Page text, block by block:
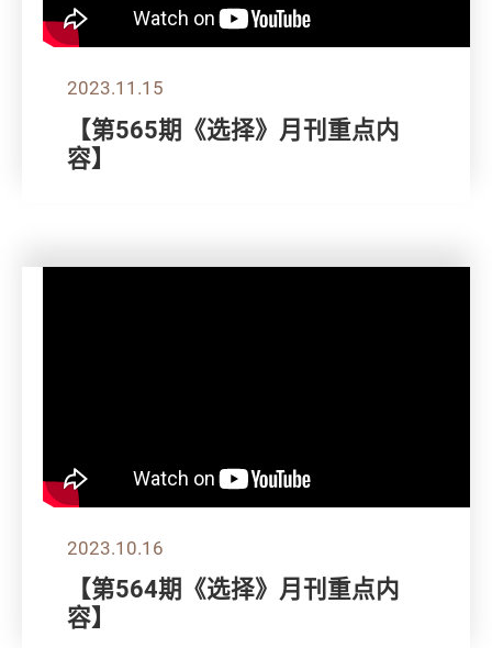
2023.11.15
【第565期《选择》月刊重点内
容】
2023.10.16
【第564期《选择》月刊重点内
容】